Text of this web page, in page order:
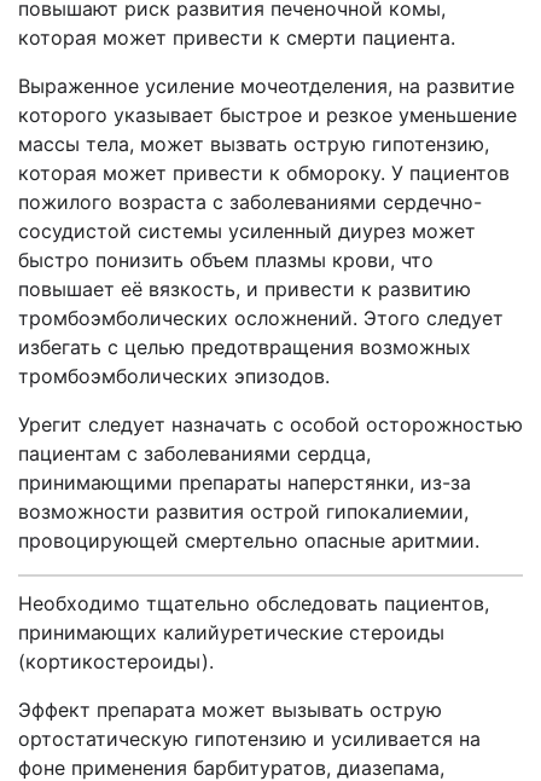
повышают риск развития печеночной комы,
которая может привести к смерти пациента.
Выраженное усиление мочеотделения, на развитие
которого указывает быстрое и резкое уменьшение
массы тела, может вызвать острую гипотензию,
которая может привести к обмороку. У пациентов
пожилого возраста с заболеваниями сердечно-
сосудистой системы усиленный диурез может
быстро понизить объем плазмы крови, что
повышает её вязкость, и привести к развитию
тромбоэмболических осложнений. Этого следует
избегать с целью предотвращения возможных
тромбоэмболических эпизодов.
Урегит следует назначать с особой осторожностью
пациентам с заболеваниями сердца,
принимающими препараты наперстянки, из-за
возможности развития острой гипокалиемии,
провоцирующей смертельно опасные аритмии.
Необходимо тщательно обследовать пациентов,
принимающих калийуретические стероиды
(кортикостероиды).
Эффект препарата может вызывать острую
ортостатическую гипотензию и усиливается на
фоне применения барбитуратов, диазепама,